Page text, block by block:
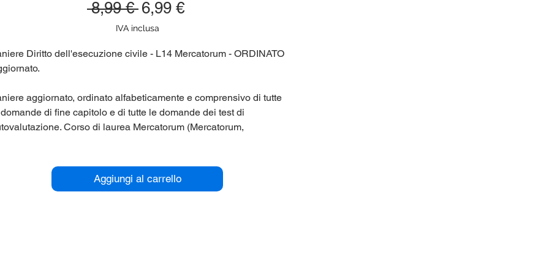
8,99 € Prezzo
regolare
6,99 €Prezzo
IVA inclusa
Diritto dell'esecuzione civile - L14 Mercatorum - ORDINATO
aggiornato, ordinato alfabeticamente e comprensivo di tutte
di fine capitolo e di tutte le domande dei test di
Corso di laurea Mercatorum (Mercatorum,
maggiori informazioni contattaci qui sul sito (chat in basso a
oppure su Telegram nel gruppo @panieri_unipegaso.
Aggiungi al carrello